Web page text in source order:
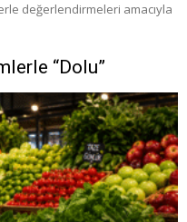
değerlendirmeleri amacıyla
“Dolu”